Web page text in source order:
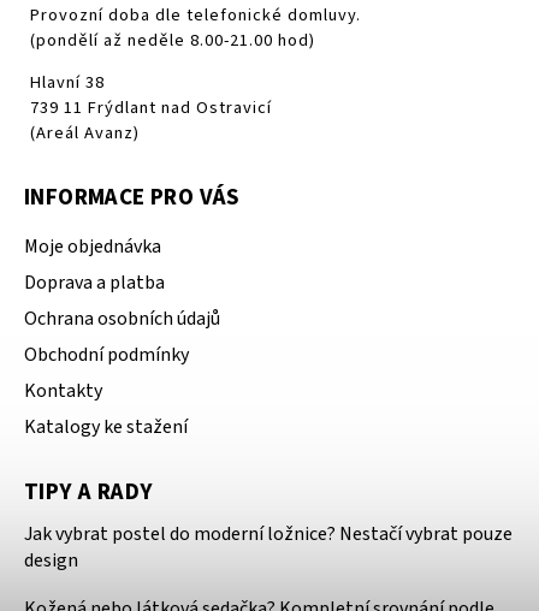
Provozní doba dle telefonické domluvy.
(pondělí až neděle 8.00-21.00 hod)
Hlavní 38
739 11 Frýdlant nad Ostravicí
(Areál Avanz)
INFORMACE PRO VÁS
Moje objednávka
Doprava a platba
Ochrana osobních údajů
Obchodní podmínky
Kontakty
Katalogy ke stažení
TIPY A RADY
Jak vybrat postel do moderní ložnice? Nestačí vybrat pouze
design